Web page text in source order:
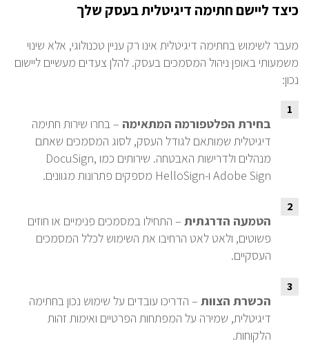
כיצד ליישם חתימה דיגיטלית בעסק שלך
מעבר לשימוש בחתימה דיגיטלית אינו רק עניין טכנולוגי, אלא שינוי
משמעותי באופן ניהול המסמכים בעסק. להלן צעדים מעשיים ליישום
נכון:
1
בחירת הפלטפורמה המתאימה – בחרו שירות חתימה
דיגיטלית שמותאם לגודל העסק, לסוג המסמכים שאתם
מנהלים ולדרישות האבטחה. שירותים כמו DocuSign,
Adobe Sign ו-HelloSign מספקים פתרונות מגוונים.
2
הטמעה הדרגתית – התחילו במסמכים פנימיים או חוזים
פשוטים, ולאט לאט הרחיבו את השימוש לכלל המסמכים
העסקיים.
3
הכשרת הצוות – הדריכו עובדים על שימוש נכון בחתימה
דיגיטלית, שמירה על המפתחות הפרטיים ואימות זהות
הלקוחות.